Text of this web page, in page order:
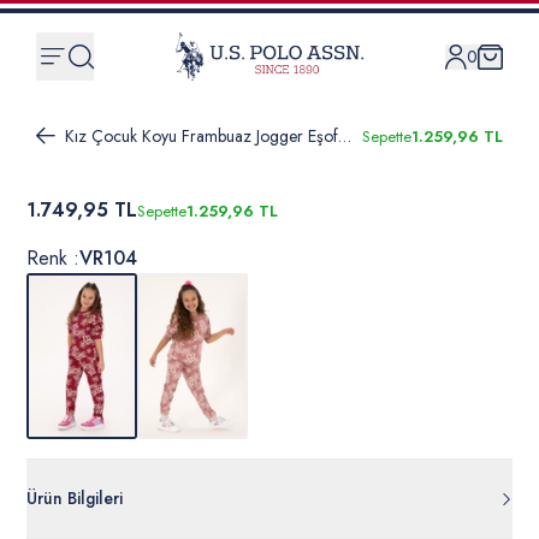
0
Kız Çocuk Koyu Frambuaz Jogger Eşofman Altı Sepette1.259,96 TL
1.749,95 TLSepette1.259,96 TL
Renk :VR104
Ürün Bilgileri